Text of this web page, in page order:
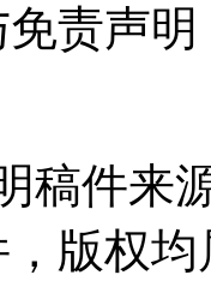
责声明
稿件来
版权